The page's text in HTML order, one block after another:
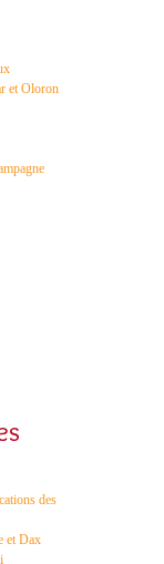
et Oloron
des
et Dax